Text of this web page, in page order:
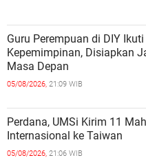
Guru Perempuan di DIY
Kepemimpinan, Disiapkan
Masa Depan
05/08/2026, 21:09 WIB
Perdana, UMSi Kirim 11
Internasional ke Taiwan
05/08/2026, 21:06 WIB